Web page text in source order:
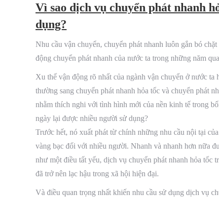
Vì sao dịch vụ chuyển phát nhanh
dụng?
Nhu cầu vận chuyển, chuyển phát nhanh luôn gắn bó
động chuyển phát nhanh của nước ta trong những năm
Xu thế vận động rõ nhất của ngành vận chuyển ở nước
thường sang chuyển phát nhanh hỏa tốc và chuyển phát
nhằm thích nghi với tình hình mới của nền kinh tế trong
ngày lại được nhiều người sử dụng?
Trước hết, nó xuất phát từ chính những nhu cầu nội tại
vàng bạc đối với nhiều người. Nhanh và nhanh hơn nữa
như một điều tất yếu, dịch vụ chuyển phát nhanh hỏa tốc
đã trở nên lạc hậu trong xã hội hiện đại.
Và điều quan trọng nhất khiến nhu cầu sử dụng dịch vụ